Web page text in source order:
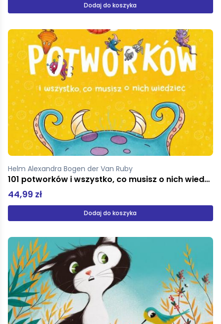
Dodaj do koszyka
Helm Alexandra Bogen der Van Ruby
101 potworków i wszystko, co musisz o nich wiedzieć
44,99 zł
Dodaj do koszyka